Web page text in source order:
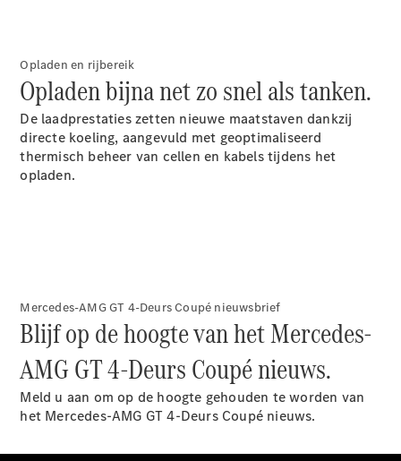
Shooting
Brake
Elektrisch
CLA
Shooting
Brake
C-Klasse
Estate
Configurator
Mercedes-
Benz Store
Hatchback
Opladen en rijbereik
Opladen bijna net zo snel als tanken.
De laadprestaties zetten nieuwe maatstaven dankzij
directe koeling, aangevuld met geoptimaliseerd
thermisch beheer van cellen en kabels tijdens het
opladen.
Mercedes-AMG GT 4-Deurs Coupé nieuwsbrief
Blijf op de hoogte van het Mercedes-
AMG GT 4-Deurs Coupé nieuws.
Meld u aan om op de hoogte gehouden te worden van
het Mercedes-AMG GT 4-Deurs Coupé nieuws.